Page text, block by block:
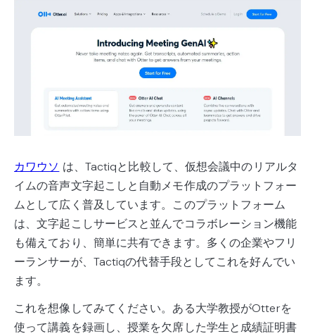
カワウソ は、Tactiqと比較して、仮想会議中のリアルタ
イムの音声文字起こしと自動メモ作成のプラットフォー
ムとして広く普及しています。このプラットフォーム
は、文字起こしサービスと並んでコラボレーション機能
も備えており、簡単に共有できます。多くの企業やフリ
ーランサーが、Tactiqの代替手段としてこれを好んでい
ます。
これを想像してみてください。ある大学教授がOtterを
使って講義を録画し、授業を欠席した学生と成績証明書